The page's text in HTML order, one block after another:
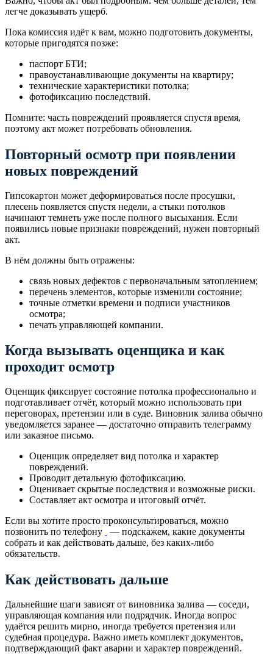
легче доказывать ущерб.
Пока комиссия идёт к вам, можно подготовить документы,
которые пригодятся позже:
паспорт БТИ;
правоустанавливающие документы на квартиру;
технические характеристики потолка;
фотофиксацию последствий.
Помните: часть повреждений проявляется спустя время,
поэтому акт может потребовать обновления.
Повторный осмотр при появлении
новых повреждений
Гипсокартон может деформироваться после просушки,
плесень появляется спустя недели, а стыки потолков
начинают темнеть уже после полного высыхания. Если
появились новые признаки повреждений, нужен повторный
акт.
В нём должны быть отражены:
связь новых дефектов с первоначальным затоплением;
перечень элементов, которые изменили состояние;
точные отметки времени и подписи участников
осмотра;
печать управляющей компании.
Когда вызывать оценщика и как
проходит осмотр
Оценщик фиксирует состояние потолка профессионально и
подготавливает отчёт, который можно использовать при
переговорах, претензии или в суде. Виновник залива обычно
уведомляется заранее — достаточно отправить телеграмму
или заказное письмо.
Оценщик определяет вид потолка и характер
повреждений.
Проводит детальную фотофиксацию.
Оценивает скрытые последствия и возможные риски.
Составляет акт осмотра и итоговый отчёт.
Если вы хотите просто проконсультироваться, можно
позвонить по телефону
— подскажем, какие документы
собрать и как действовать дальше, без каких-либо
обязательств.
Как действовать дальше
Дальнейшие шаги зависят от виновника залива — соседи,
управляющая компания или подрядчик. Иногда вопрос
удаётся решить мирно, иногда требуется претензия или
судебная процедура. Важно иметь комплект документов,
подтверждающий факт аварии и характер повреждений.